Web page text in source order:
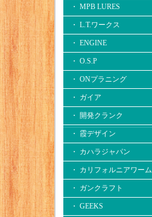
・ MPB LURES
・ L.T.ワークス
・ ENGINE
・ O.S.P
・ ONプラニング
・ ガイア
・ 開発クランク
・ 霞デザイン
・ カハラジャパン
・ カリフォルニアワーム
・ ガンクラフト
・ GEEKS